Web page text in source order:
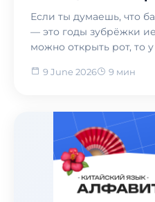
говорить, а не
Если ты думаешь, что
— это годы зубрёжки
можно открыть рот, то
9 June 2026 9 мин